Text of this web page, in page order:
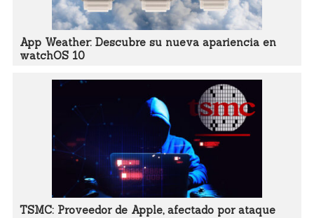
App Weather: Descubre su nueva apariencia en
watchOS 10
TSMC: Proveedor de Apple, afectado por ataque